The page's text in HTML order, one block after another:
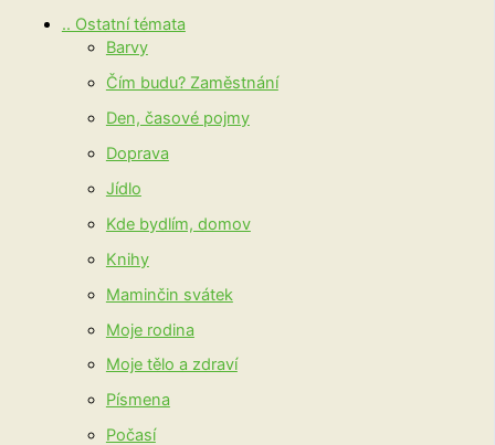
.. Ostatní témata
Barvy
Čím budu? Zaměstnání
Den, časové pojmy
Doprava
Jídlo
Kde bydlím, domov
Knihy
Maminčin svátek
Moje rodina
Moje tělo a zdraví
Písmena
Počasí